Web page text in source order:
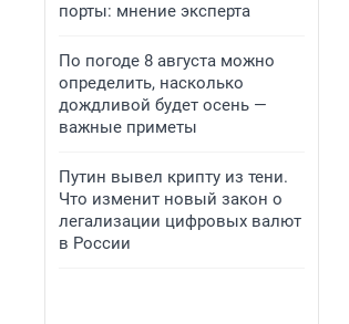
порты: мнение эксперта
По погоде 8 августа можно
определить, насколько
дождливой будет осень —
важные приметы
Путин вывел крипту из тени.
Что изменит новый закон о
легализации цифровых валют
в России